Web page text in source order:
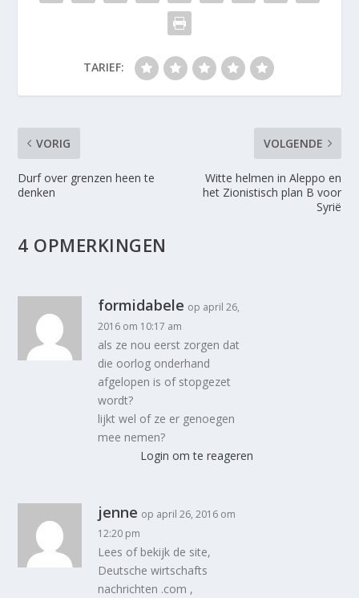
TARIEF:
VORIG
Durf over grenzen heen te
denken
VOLGENDE
Witte helmen in Aleppo en
het Zionistisch plan B voor
Syrië
4 OPMERKINGEN
formidabele op april 26,
2016 om 10:17 am
als ze nou eerst zorgen dat
die oorlog onderhand
afgelopen is of stopgezet
wordt?
lijkt wel of ze er genoegen
mee nemen?
Login om te reageren
jenne op april 26, 2016 om
12:20 pm
Lees of bekijk de site,
Deutsche wirtschafts
nachrichten .com ,